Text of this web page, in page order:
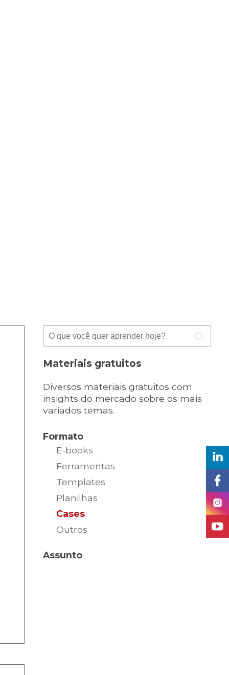
Materiais gratuitos
Diversos materiais gratuitos com
insights do mercado sobre os mais
variados temas.
Formato
E-books
Ferramentas
Templates
Planilhas
Cases
Outros
Assunto